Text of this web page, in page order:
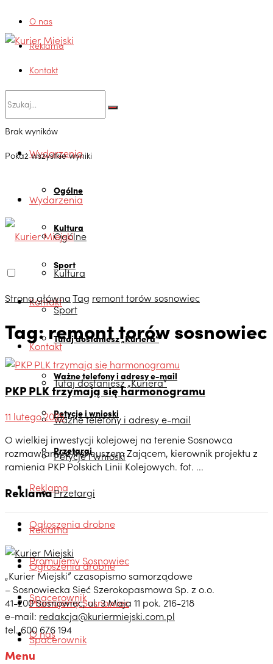
O nas
Reklama
Kontakt
Brak wyników
Pokaż wszystkie wyniki
Wydarzenia
Ogólne
Kultura
Sport
Kontakt
Tutaj dostaniesz „Kuriera”
Ważne telefony i adresy e-mail
Petycje i wnioski
Przetargi
Reklama
Ogłoszenia drobne
Promujemy Sosnowiec
Spacerownik
O nas
Wydarzenia
Ogólne
Kultura
Sport
Kontakt
Tutaj dostaniesz „Kuriera”
Ważne telefony i adresy e-mail
Petycje i wnioski
Przetargi
Reklama
Ogłoszenia drobne
Promujemy Sosnowiec
Spacerownik
Strona głównaTag remont torów sosnowiec
Tag:remont torów sosnowiec
PKP PLK trzymają się harmonogramu
11 lutego 2025
O wielkiej inwestycji kolejowej na terenie Sosnowca
rozmawiamy z Ireneuszem Zającem, kierownik projektu z
ramienia PKP Polskich Linii Kolejowych. fot. ...
Reklama
„Kurier Miejski” czasopismo samorządowe
– Sosnowiecka Sieć Szerokopasmowa Sp. z o.o.
41-200 Sosnowiec, ul. 3 Maja 11 pok. 216-218
e-mail: redakcja@kuriermiejski.com.pl
tel. 600 676 194
Menu